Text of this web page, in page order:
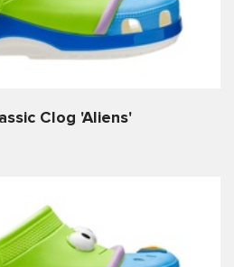
Clog 'Aliens'